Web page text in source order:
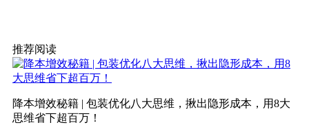
推荐阅读
降本增效秘籍 | 包装优化八大思维，揪出隐形成本，用8大
思维省下超百万！